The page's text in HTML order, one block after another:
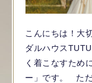
こんにちは！大
ダルハウス
く着こなすため
ー」です。 た